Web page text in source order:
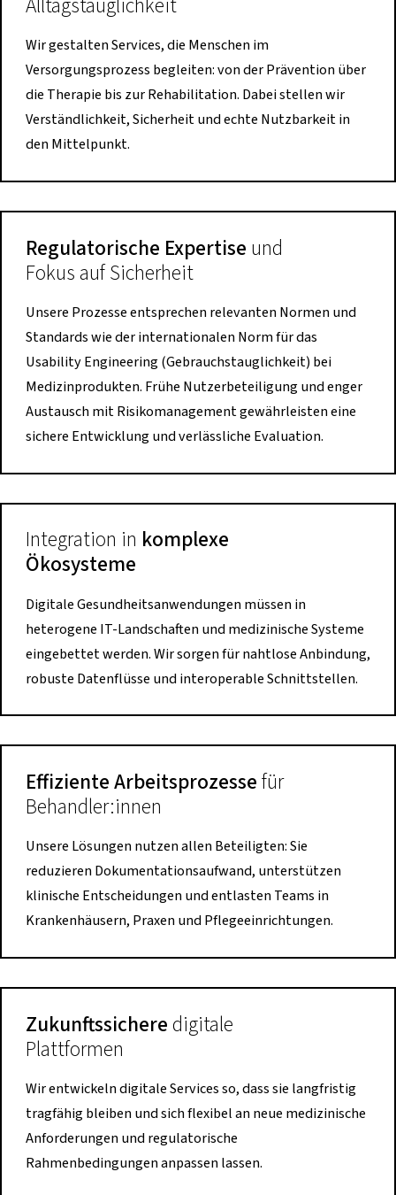
Alltagstauglichkeit
Wir gestalten Services, die Menschen im
Versorgungsprozess begleiten: von der Prävention über
die Therapie bis zur Rehabilitation. Dabei stellen wir
Verständlichkeit, Sicherheit und echte Nutzbarkeit in
den Mittelpunkt.
Regulatorische Expertise und
Fokus auf Sicherheit
Unsere Prozesse entsprechen relevanten Normen und
Standards wie der internationalen Norm für das
Usability Engineering (Gebrauchstauglichkeit) bei
Medizinprodukten. Frühe Nutzerbeteiligung und enger
Austausch mit Risikomanagement gewährleisten eine
sichere Entwicklung und verlässliche Evaluation.
Integration in komplexe
Ökosysteme
Digitale Gesundheitsanwendungen müssen in
heterogene IT-Landschaften und medizinische Systeme
eingebettet werden. Wir sorgen für nahtlose Anbindung,
robuste Datenflüsse und interoperable Schnittstellen.
Effiziente Arbeitsprozessefür
Behandler:innen
Unsere Lösungen nutzen allen Beteiligten: Sie
reduzieren Dokumentationsaufwand, unterstützen
klinische Entscheidungen und entlasten Teams in
Krankenhäusern, Praxen und Pflegeeinrichtungen.
Zukunftssicheredigitale
Plattformen
Wir entwickeln digitale Services so, dass sie langfristig
tragfähig bleiben und sich flexibel an neue medizinische
Anforderungen und regulatorische
Rahmenbedingungen anpassen lassen.